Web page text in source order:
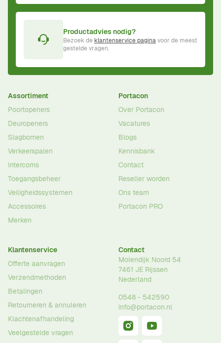
Productadvies nodig?
Bezoek de klantenservice paginavoor de meest
gestelde vragen.
Assortiment
Poortopeners
Deuropeners
Slagbomen
Verkeerspalen
Intercoms
Toegangsbeheer
Veiligheidssystemen
Accessoires
Merken
Portacon
Over Portacon
Vacatures
Blogs
Kennisbank
Contact
Reseller worden
Ons team
Portacon PRO
Klantenservice
Offerte aanvragen
Verzendmethoden
Betalingen
Retourneren & annuleren
Klachtenafhandeling
Veelgestelde vragen
Contact
Molendijk Noord 54
7461 JE Rijssen
Nederland
0548 - 542590
info@portacon.nl